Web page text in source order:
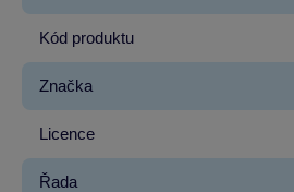
Kód produktu
Značka
Licence
Řada